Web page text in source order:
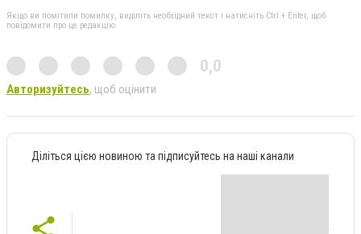
Якщо ви помітили помилку, виділіть необхідний текст і натисніть Ctrl + Enter, щоб
повідомити про це редакцію
0,0
Авторизуйтесь, щоб оцінити
Діліться цією новиною та підписуйтесь на наші канали